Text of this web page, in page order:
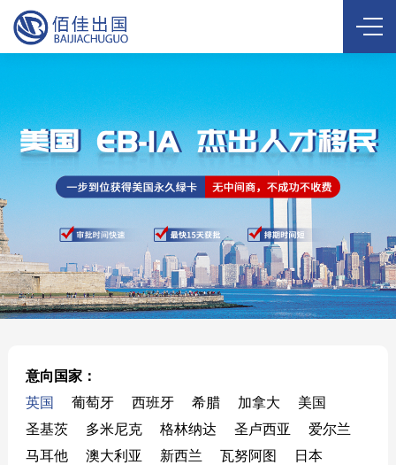
意向国家：
英国
葡萄牙 西班牙 希腊 加拿大
美国
圣基茨
多米尼克 格林纳达 圣卢西亚
爱尔兰
马耳他
澳大利亚 新西兰 瓦努阿图
日本